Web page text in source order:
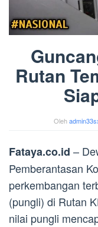
Rutan
Oleh
Fataya.co.id –
Pemberantasan
perkembangan
(pungli) di Rutan
nilai pungli